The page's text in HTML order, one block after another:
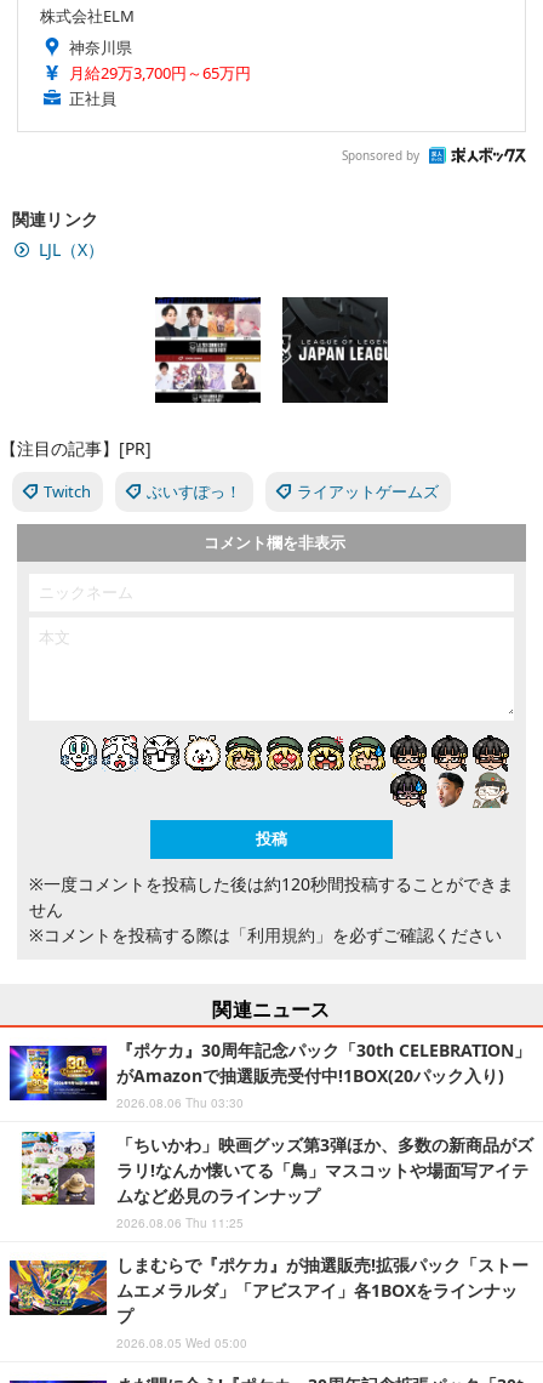
株式会社ELM
神奈川県
月給29万3,700円～65万円
正社員
Sponsored by
関連リンク
LJL（X）
【注目の記事】[PR]
Twitch ぶいすぽっ！ ライアットゲームズ
コメント欄を非表示
※一度コメントを投稿した後は約120秒間投稿することができま
せん
※コメントを投稿する際は 「利用規約」 を必ずご確認ください
関連ニュース
『ポケカ』30周年記念パック「30th CELEBRATION」
がAmazonで抽選販売受付中!1BOX(20パック入り)
2026.08.06 Thu 03:30
「ちいかわ」映画グッズ第3弾ほか、多数の新商品がズ
ラリ!なんか懐いてる「鳥」マスコットや場面写アイテ
ムなど必見のラインナップ
2026.08.06 Thu 11:25
しまむらで『ポケカ』が抽選販売!拡張パック「ストー
ムエメラルダ」「アビスアイ」各1BOXをラインナッ
プ
2026.08.05 Wed 05:00